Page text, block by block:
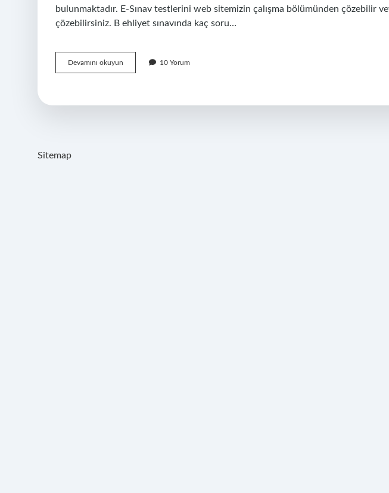
bulunmaktadır. E-Sınav testlerini web sitemizin çalışma bölümünden çözebilir
çözebilirsiniz. B ehliyet sınavında kaç soru…
Devamını okuyun Türkiyede
Kaç
Sorusu
10 Yorum
Sitemap